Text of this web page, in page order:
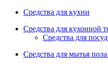
Средства для кухни
Средства для кухонной
Средства для
Средства для мытья